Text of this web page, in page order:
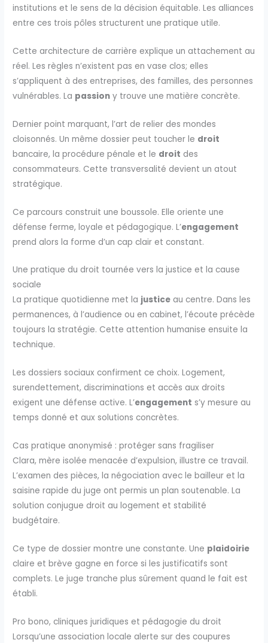
institutions et le sens de la décision équitable. Les alliances
entre ces trois pôles structurent une pratique utile.
Cette architecture de carrière explique un attachement au
réel. Les règles n’existent pas en vase clos; elles
s’appliquent à des entreprises, des familles, des personnes
vulnérables. La passion y trouve une matière concrète.
Dernier point marquant, l’art de relier des mondes
cloisonnés. Un même dossier peut toucher le droit
bancaire, la procédure pénale et le droit des
consommateurs. Cette transversalité devient un atout
stratégique.
Ce parcours construit une boussole. Elle oriente une
défense ferme, loyale et pédagogique. L’engagement
prend alors la forme d’un cap clair et constant.
Une pratique du droit tournée vers la justice et la cause
sociale
La pratique quotidienne met la justice au centre. Dans les
permanences, à l’audience ou en cabinet, l’écoute précède
toujours la stratégie. Cette attention humanise ensuite la
technique.
Les dossiers sociaux confirment ce choix. Logement,
surendettement, discriminations et accès aux droits
exigent une défense active. L’engagement s’y mesure au
temps donné et aux solutions concrètes.
Cas pratique anonymisé : protéger sans fragiliser
Clara, mère isolée menacée d’expulsion, illustre ce travail.
L’examen des pièces, la négociation avec le bailleur et la
saisine rapide du juge ont permis un plan soutenable. La
solution conjugue droit au logement et stabilité
budgétaire.
Ce type de dossier montre une constante. Une plaidoirie
claire et brève gagne en force si les justificatifs sont
complets. Le juge tranche plus sûrement quand le fait est
établi.
Pro bono, cliniques juridiques et pédagogie du droit
Lorsqu’une association locale alerte sur des coupures